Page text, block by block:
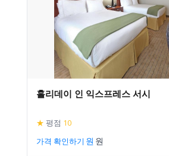
홀리데이 인 익스프레스 서시
★ 평점 10
가격 확인하기